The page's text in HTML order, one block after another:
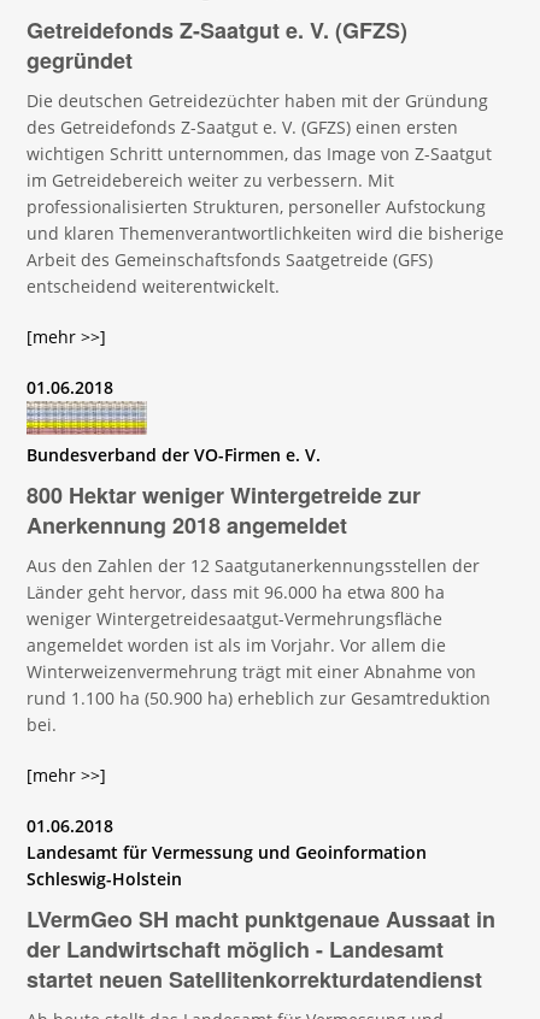
Getreidefonds Z-Saatgut e. V. (GFZS)
gegründet
Die deutschen Getreidezüchter haben mit der Gründung
des Getreidefonds Z-Saatgut e. V. (GFZS) einen ersten
wichtigen Schritt unternommen, das Image von Z-Saatgut
im Getreidebereich weiter zu verbessern. Mit
professionalisierten Strukturen, personeller Aufstockung
und klaren Themenverantwortlichkeiten wird die bisherige
Arbeit des Gemeinschaftsfonds Saatgetreide (GFS)
entscheidend weiterentwickelt.
[mehr >>]
01.06.2018
Bundesverband der VO-Firmen e. V.
800 Hektar weniger Wintergetreide zur
Anerkennung 2018 angemeldet
Aus den Zahlen der 12 Saatgutanerkennungsstellen der
Länder geht hervor, dass mit 96.000 ha etwa 800 ha
weniger Wintergetreidesaatgut-Vermehrungsfläche
angemeldet worden ist als im Vorjahr. Vor allem die
Winterweizenvermehrung trägt mit einer Abnahme von
rund 1.100 ha (50.900 ha) erheblich zur Gesamtreduktion
bei.
[mehr >>]
01.06.2018
Landesamt für Vermessung und Geoinformation
Schleswig-Holstein
LVermGeo SH macht punktgenaue Aussaat in
der Landwirtschaft möglich - Landesamt
startet neuen Satellitenkorrekturdatendienst